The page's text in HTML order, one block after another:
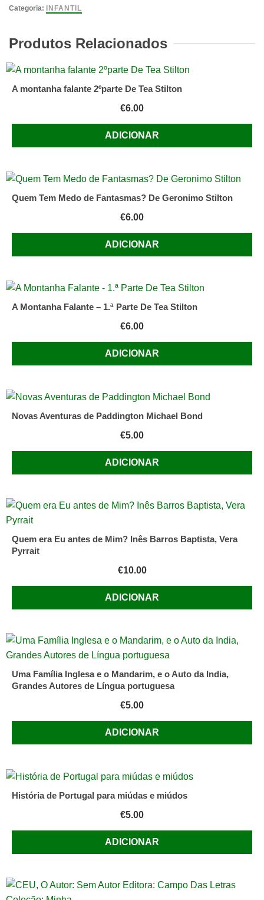
e
Colecção
os
da
Editora
Categoria: INFANTIL
Produtos Relacionados
A montanha falante 2ºparte De Tea Stilton
€6.00
ADICIONAR
Quem Tem Medo de Fantasmas? De Geronimo Stilton
€6.00
ADICIONAR
A Montanha Falante – 1.ª Parte De Tea Stilton
€6.00
ADICIONAR
Novas Aventuras de Paddington Michael Bond
€5.00
ADICIONAR
Quem era Eu antes de Mim? Inês Barros Baptista, Vera
Pyrrait
€10.00
ADICIONAR
Uma Família Inglesa e o Mandarim, e o Auto da India,
Grandes Autores de Língua portuguesa
€5.00
ADICIONAR
História de Portugal para miúdas e miúdos
€5.00
ADICIONAR